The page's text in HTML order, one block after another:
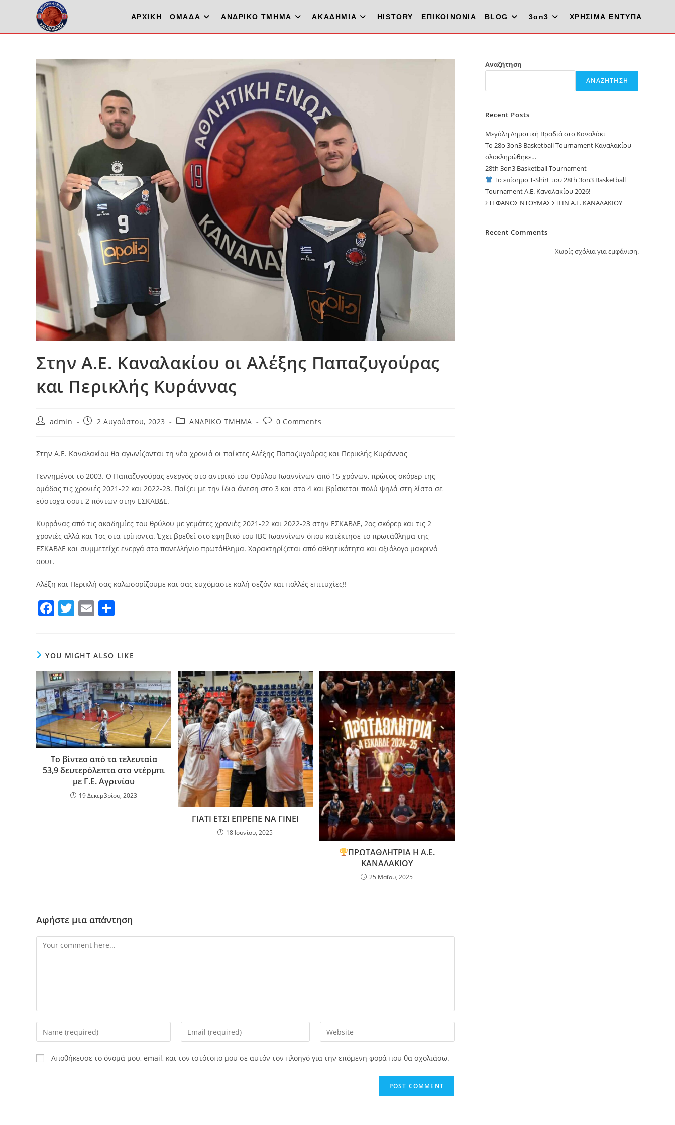
content
ΑΡΧΙΚΗ ΟΜΑΔΑ ΑΝΔΡΙΚΟ ΤΜΗΜΑ ΑΚΑΔΗΜΙΑ HISTORY ΕΠΙΚΟΙΝΩΝΙΑ BLOG 3on3 ΧΡΗΣΙΜΑ ΕΝΤΥΠΑ
Στην Α.Ε. Καναλακίου οι Αλέξης Παπαζυγούρας
και Περικλής Κυράννας
Postadmin
Post2 Αυγούστου, 2023
PostΑΝΔΡΙΚΟ ΤΜΗΜΑ
Post0 Comments
Στην Α.Ε. Καναλακίου θα αγωνίζονται τη νέα χρονιά οι παίκτες Αλέξης Παπαζυγούρας και Περικλής Κυράννας
Γεννημένοι το 2003. Ο Παπαζυγούρας ενεργός στο αντρικό του Θρύλου Ιωαννίνων από 15 χρόνων, πρώτος σκόρερ της
ομάδας τις χρονιές 2021-22 και 2022-23. Παίζει με την ίδια άνεση στο 3 και στο 4 και βρίσκεται πολύ ψηλά στη λίστα σε
εύστοχα σουτ 2 πόντων στην ΕΣΚΑΒΔΕ.
Κυρράνας από τις ακαδημίες του θρύλου με γεμάτες χρονιές 2021-22 και 2022-23 στην ΕΣΚΑΒΔΕ, 2ος σκόρερ και τις 2
χρονιές αλλά και 1ος στα τρίποντα. Έχει βρεθεί στο εφηβικό του IBC Ιωαννίνων όπου κατέκτησε το πρωτάθλημα της
ΕΣΚΑΒΔΕ και συμμετείχε ενεργά στο πανελλήνιο πρωτάθλημα. Χαρακτηρίζεται από αθλητικότητα και αξιόλογο μακρινό
σουτ.
Αλέξη και Περικλή σας καλωσορίζουμε και σας ευχόμαστε καλή σεζόν και πολλές επιτυχίες!!
F
e
b
o
o
k
T
er
E
l α
σ
τε
ίτ
ε
YOU MIGHT ALSO LIKE
Το βίντεο από τα τελευταία
53,9 δευτερόλεπτα στο ντέρμπι
με Γ.Ε. Αγρινίου
19 Δεκεμβρίου, 2023
ΓΙΑΤΙ ΕΤΣΙ ΕΠΡΕΠΕ ΝΑ ΓΙΝΕΙ
18 Ιουνίου, 2025
ΠΡΩΤΑΘΛΗΤΡΙΑ Η Α.Ε.
ΚΑΝΑΛΑΚΙΟΥ
25 Μαΐου, 2025
Αφήστε μια απάντηση
Comment
Enter
your
name
or
Enter
your
Enter
your
URL
Αποθήκευσε το όνομά μου, email, και τον ιστότοπο μου σε αυτόν τον πλοηγό για την επόμενη φορά που θα σχολιάσω.
Αναζήτηση
ΑΝΑΖΉΤΗΣΗ
Recent Posts
Μεγάλη Δημοτική Βραδιά στο Καναλάκι
Το 28ο 3on3 Basketball Tournament Καναλακίου
ολοκληρώθηκε…
28th 3on3 Basketball Tournament
Το επίσημο T-Shirt του 28th 3on3 Basketball
Tournament A.E. Καναλακίου 2026!
ΣΤΕΦΑΝΟΣ ΝΤΟΥΜΑΣ ΣΤΗΝ Α.Ε. ΚΑΝΑΛΑΚΙΟΥ
Recent Comments
Χωρίς σχόλια για εμφάνιση.